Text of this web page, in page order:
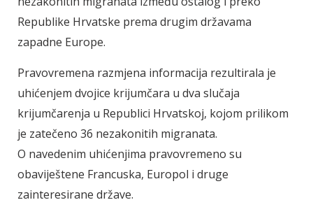
Republike Hrvatske prema drugim državama
zapadne Europe.
Pravovremena razmjena informacija rezultirala je
uhićenjem dvojice krijumčara u dva slučaja
krijumčarenja u Republici Hrvatskoj, kojom prilikom
je zatečeno 36 nezakonitih migranata.
O navedenim uhićenjima pravovremeno su
obaviještene Francuska, Europol i druge
zainteresirane države.